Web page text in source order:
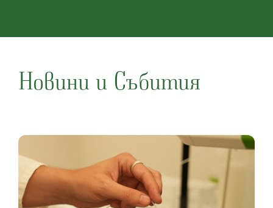
Новини и Събития